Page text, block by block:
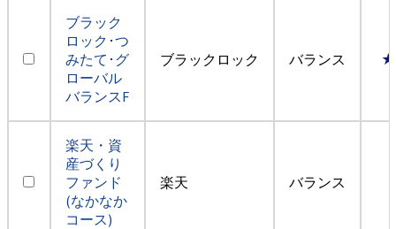
ブラック
ロック･つ
みたて･グ
ローバル
バランスF
ブラックロック バランス
楽天・資
産づくり
ファンド
(なかなか
コース)
楽天 バランス